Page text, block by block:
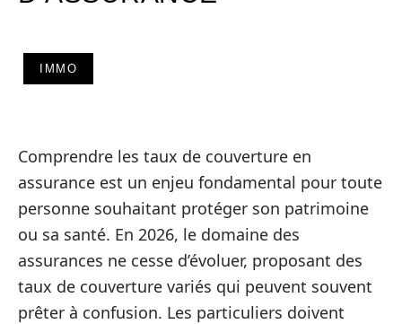
IMMO
Comprendre les taux de couverture en
assurance est un enjeu fondamental pour toute
personne souhaitant protéger son patrimoine
ou sa santé. En 2026, le domaine des
assurances ne cesse d’évoluer, proposant des
taux de couverture variés qui peuvent souvent
prêter à confusion. Les particuliers doivent